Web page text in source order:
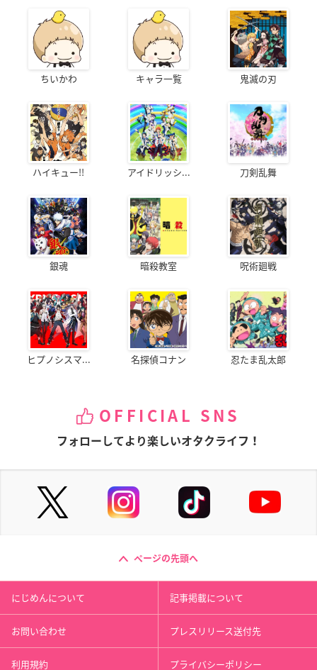
ちいかわ キャラ一覧 鬼滅の刃
ハイキュー!! アイドリッシ... 刀剣乱舞
銀魂 暗殺教室 呪術廻戦
ヒプノシスマ... 名探偵コナン 忍たま乱太郎
OFFICIAL SNS
フォローしてより楽しいオタクライフ！
ページの先頭へ
にじめんについて 記事掲載について
お問い合わせ プレスリリース送付先
利用規約 プライバシーポリシー